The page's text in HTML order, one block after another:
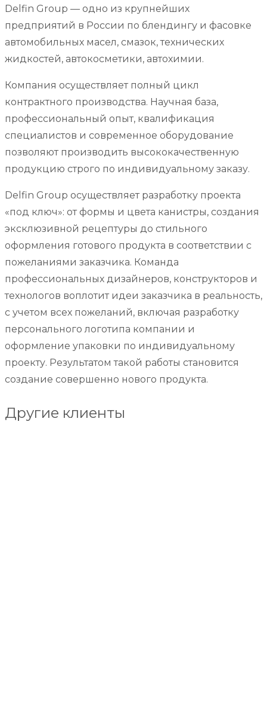
Delfin Group — одно из крупнейших
предприятий в России по блендингу и фасовке
автомобильных масел, смазок, технических
жидкостей, автокосметики, автохимии.
Компания осуществляет полный цикл
контрактного производства. Научная база,
профессиональный опыт, квалификация
специалистов и современное оборудование
позволяют производить высококачественную
продукцию строго по индивидуальному заказу.
Delfin Group осуществляет разработку проекта
«под ключ»: от формы и цвета канистры, создания
эксклюзивной рецептуры до стильного
оформления готового продукта в соответствии с
пожеланиями заказчика. Команда
профессиональных дизайнеров, конструкторов и
технологов воплотит идеи заказчика в реальность,
с учетом всех пожеланий, включая разработку
персонального логотипа компании и
оформление упаковки по индивидуальному
проекту. Результатом такой работы становится
создание совершенно нового продукта.
Другие клиенты